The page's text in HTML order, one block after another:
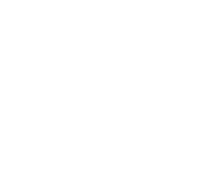
Sand